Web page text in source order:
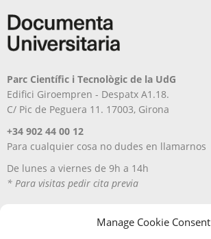
Manage Cookie Consent
Parc Científic i Tecnològic de la UdG
Edifici Giroempren - Despatx A1.18.
C/ Pic de Peguera 11. 17003, Girona
+34 902 44 00 12
Para cualquier cosa no dudes en llamarnos
De lunes a viernes de 9h a 14h
* Para visitas pedir cita previa